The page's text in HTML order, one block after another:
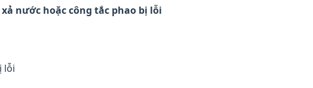
xả nước hoặc công tắc phao bị lỗi
lỗi